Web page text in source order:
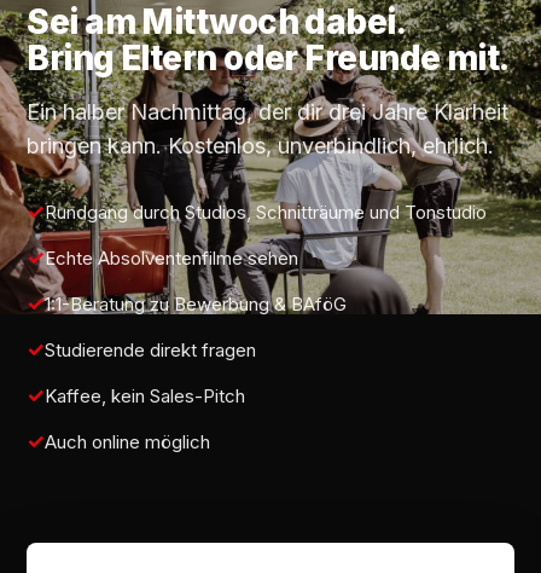
Sei amMittwochdabei.
Bring Eltern oder Freunde mit.
Ein halber Nachmittag, der dir drei Jahre Klarheit
bringen kann. Kostenlos, unverbindlich, ehrlich.
Rundgang durch Studios, Schnitträume und Tonstudio
Echte Absolventenfilme sehen
1:1-Beratung zu Bewerbung & BAföG
Studierende direkt fragen
Kaffee, kein Sales-Pitch
Auch online möglich